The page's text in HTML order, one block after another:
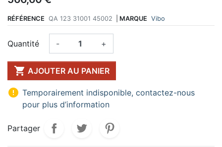
RÉFÉRENCE QA 123 31001 45002 MARQUE Vibo
Quantité - +
 AJOUTER AU PANIER
 Temporairement indisponible, contactez-nous
pour plus d’information
Partager